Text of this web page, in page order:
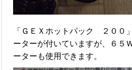
「ＧＥＸホットパック ２００
ーターが付いていますが、６５
ーターも使用できます。